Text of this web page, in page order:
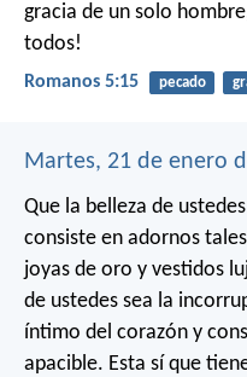
gracia de un solo
todos!
Romanos 5:15 pecado
Martes, 21 de enero
Que la belleza de
consiste en adornos
joyas de oro y vestidos
de ustedes sea la
íntimo del corazón y
apacible. Esta sí que